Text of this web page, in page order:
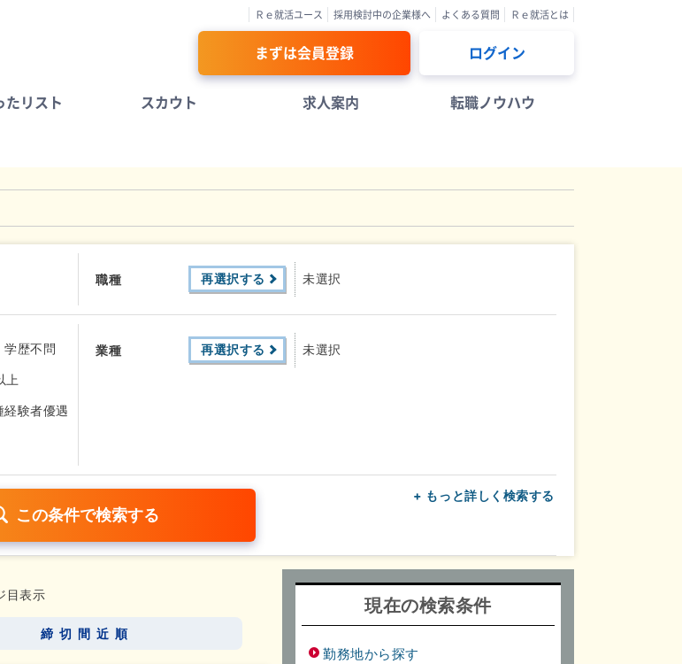
Ｒｅ就活ユース 採用検討中の企業様へ よくある質問 Ｒｅ就活とは
まずは会員登録 ログイン
たリスト スカウト 求人案内 転職ノウハウ
職種 再選択する 未選択
学歴不問
上
経験者優遇
業種 再選択する 未選択
業少なめ（1日1時間以内）
+ もっと詳しく検索する
目表示
締切間近順
現在の検索条件
勤務地から探す